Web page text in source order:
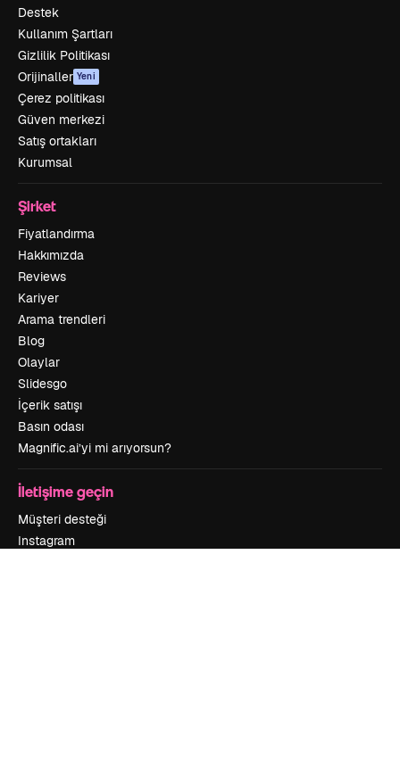
Destek
Kullanım Şartları
Gizlilik Politikası
Orijinaller Yeni
Çerez politikası
Güven merkezi
Satış ortakları
Kurumsal
Şirket
Fiyatlandırma
Hakkımızda
Reviews
Kariyer
Arama trendleri
Blog
Olaylar
Slidesgo
İçerik satışı
Basın odası
Magnific.ai’yi mi arıyorsun?
İletişime geçin
Müşteri desteği
Instagram